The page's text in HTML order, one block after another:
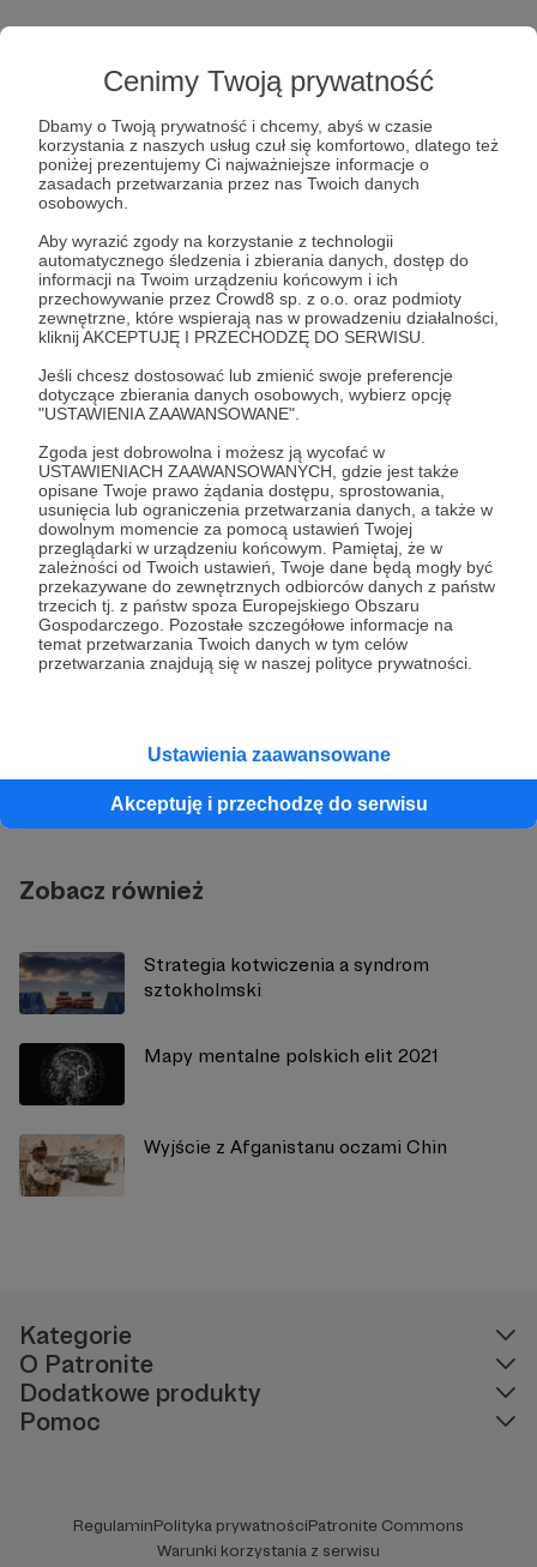
Cenimy Twoją prywatność
Dbamy o Twoją prywatność i chcemy, abyś w czasie
korzystania z naszych usług czuł się komfortowo, dlatego też
poniżej prezentujemy Ci najważniejsze informacje o
zasadach przetwarzania przez nas Twoich danych
osobowych.
Aby wyrazić zgody na korzystanie z technologii
automatycznego śledzenia i zbierania danych, dostęp do
informacji na Twoim urządzeniu końcowym i ich
przechowywanie przez Crowd8 sp. z o.o. oraz podmioty
zewnętrzne, które wspierają nas w prowadzeniu działalności,
kliknij AKCEPTUJĘ I PRZECHODZĘ DO SERWISU.
Jeśli chcesz dostosować lub zmienić swoje preferencje
dotyczące zbierania danych osobowych, wybierz opcję
"USTAWIENIA ZAAWANSOWANE".
Zgoda jest dobrowolna i możesz ją wycofać w
USTAWIENIACH ZAAWANSOWANYCH, gdzie jest także
opisane Twoje prawo żądania dostępu, sprostowania,
usunięcia lub ograniczenia przetwarzania danych, a także w
dowolnym momencie za pomocą ustawień Twojej
przeglądarki w urządzeniu końcowym. Pamiętaj, że w
zależności od Twoich ustawień, Twoje dane będą mogły być
przekazywane do zewnętrznych odbiorców danych z państw
trzecich tj. z państw spoza Europejskiego Obszaru
Gospodarczego. Pozostałe szczegółowe informacje na
temat przetwarzania Twoich danych w tym celów
przetwarzania znajdują się w naszej polityce prywatności.
Ustawienia zaawansowane
Akceptuję i przechodzę do serwisu
Post dostępny tylko dla Patronów
Aby zobaczyć ten materiał musisz być zalogowany
Zostań Patronem
Zaloguj się
Rosja Świat Ukraina USA
Udostępnij
Zobacz profil autora
Zobacz również
Strategia kotwiczenia a syndrom
sztokholmski
Mapy mentalne polskich elit 2021
Wyjście z Afganistanu oczami Chin
Kategorie
O Patronite
Dodatkowe produkty
Pomoc
RegulaminPolityka prywatnościPatronite Commons
Warunki korzystania z serwisu